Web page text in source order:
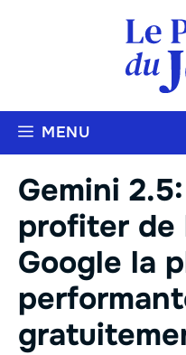
MENU
Gemini
profiter de
Google la